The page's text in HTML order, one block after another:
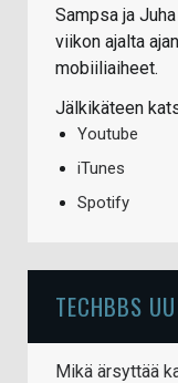
Sampsa ja
viikon ajalta
mobiiliaiheet.
Jälkikäteen
Youtube
iTunes
Spotify
TECHBBS
Mikä ärsyttää